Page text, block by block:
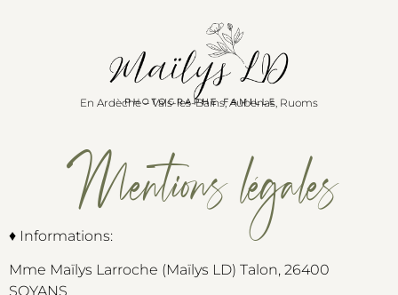
En Ardèche – Vals-les-Bains, Aubenas, Ruoms
Mentions légales
♦ Informations:
Mme Maïlys Larroche (Maïlys LD) Talon, 26400
SOYANS